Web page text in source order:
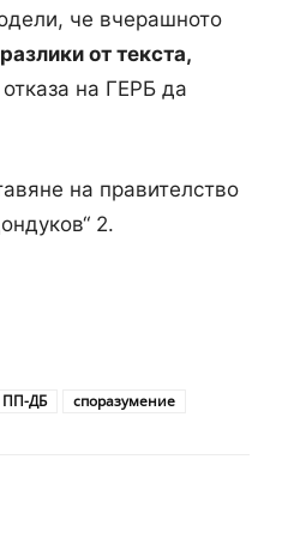
че вчерашното
от текста,
на ГЕРБ да
на правителство
2.
ПП-ДБ споразумение